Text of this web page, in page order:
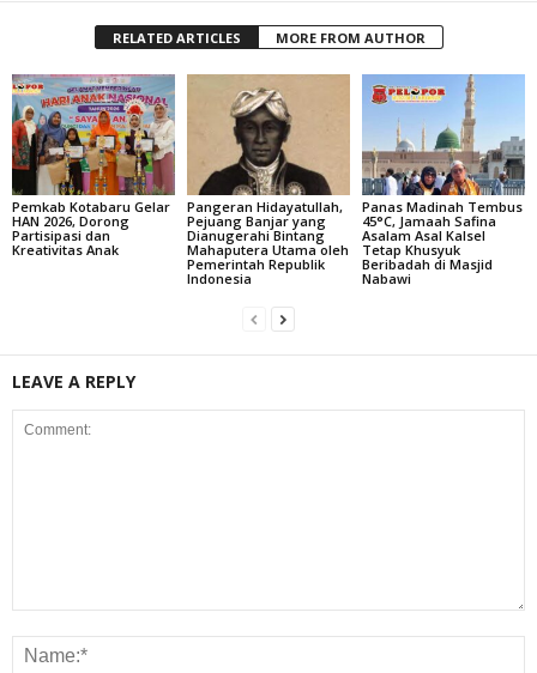
RELATED ARTICLES MORE FROM AUTHOR
Pemkab Kotabaru Gelar
HAN 2026, Dorong
Partisipasi dan
Kreativitas Anak
Pangeran Hidayatullah,
Pejuang Banjar yang
Dianugerahi Bintang
Mahaputera Utama oleh
Pemerintah Republik
Indonesia
Panas Madinah Tembus
45°C, Jamaah Safina
Asalam Asal Kalsel
Tetap Khusyuk
Beribadah di Masjid
Nabawi
LEAVE A REPLY